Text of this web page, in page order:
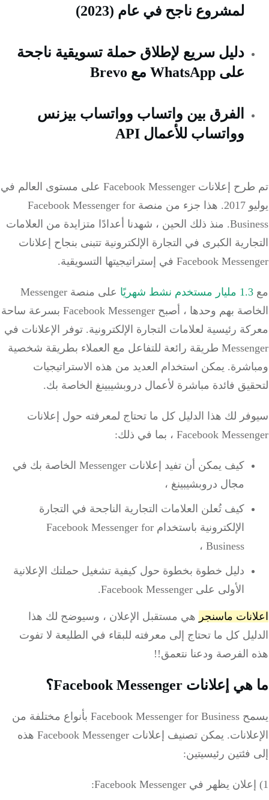
لمشروع ناجح في عام (2023)
دليل سريع لإطلاق حملة تسويقية ناجحة
على WhatsApp مع Brevo
الفرق بين واتساب وواتساب بيزنس
وواتساب للأعمال API
تم طرح إعلانات Facebook Messenger على مستوى العالم في
يوليو 2017. هذا جزء من منصة Facebook Messenger for
Business. منذ ذلك الحين ، شهدنا أعدادًا متزايدة من العلامات
التجارية الكبرى في التجارة الإلكترونية تتبنى بنجاح إعلانات
Facebook Messenger في إستراتيجيتها التسويقية.
مع 1.3 مليار مستخدم نشط شهريًا
على منصة Messenger
الخاصة بهم وحدها ، أصبح Facebook Messenger بسرعة ساحة
معركة رئيسية لعلامات التجارة الإلكترونية. توفر الإعلانات في
Messenger طريقة رائعة للتفاعل مع العملاء بطريقة شخصية
ومباشرة. يمكن استخدام العديد من هذه الاستراتيجيات
لتحقيق فائدة مباشرة لأعمال دروبشيبينغ الخاصة بك.
سيوفر لك هذا الدليل كل ما تحتاج لمعرفته حول إعلانات
Facebook Messenger ، بما في ذلك:
كيف يمكن أن تفيد إعلانات Messenger الخاصة بك في
مجال دروبشيبينغ ،
كيف تُعلن العلامات التجارية الناجحة في التجارة
الإلكترونية باستخدام Facebook Messenger for
Business ،
دليل خطوة بخطوة حول كيفية تشغيل حملتك الإعلانية
الأولى على Facebook Messenger.
اعلانات ماسنجر هي مستقبل الإعلان ، وسيوضح لك هذا
الدليل كل ما تحتاج إلى معرفته للبقاء في الطليعة لا تفوت
هذه الفرصة ودعنا نتعمق!!
ما هي إعلانات Facebook Messenger؟
يسمح Facebook Messenger for Business بأنواع مختلفة من
الإعلانات.
يمكن تصنيف إعلانات Facebook Messenger هذه
إلى فئتين رئيسيتين:
1) إعلان يظهر في Facebook Messenger: